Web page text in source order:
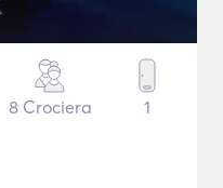
8 Crociera 1